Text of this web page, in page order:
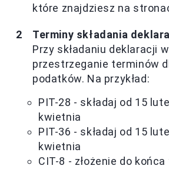
które znajdziesz na
Terminy składania
Przy składaniu deklaracji
przestrzeganie terminów
podatków. Na przykład:
PIT-28 - składaj od 15
kwietnia
PIT-36 - składaj od 15
kwietnia
CIT-8 - złożenie do